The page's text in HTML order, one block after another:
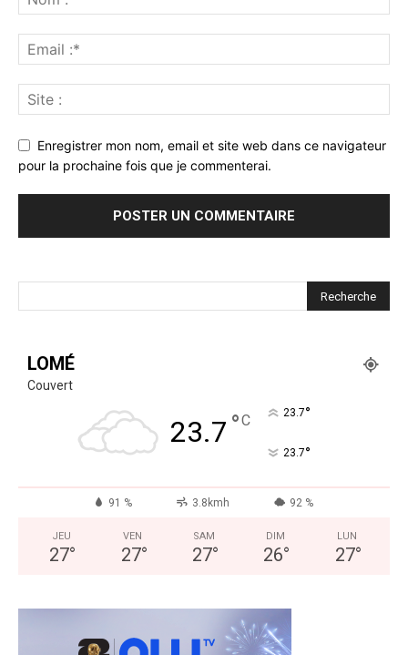
Enregistrer mon nom, email et site web dans ce navigateur
pour la prochaine fois que je commenterai.
LOMÉ
Couvert
23.7 °C 23.7°
23.7°
91 % 3.8kmh 92 %
JEU
27°
VEN
27°
SAM
27°
DIM
26°
LUN
27°